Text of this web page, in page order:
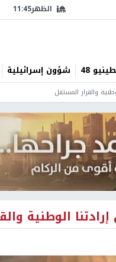
الظهر11:45
48 شؤون إسرائيلية
والقرار المستقل
الوطنية